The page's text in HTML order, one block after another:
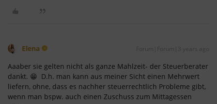
Elena Forum|Forum|3 years ago
Aaaber sie gelten nicht als ganze Mahlzeit- der Steuerberater
dankt. 😁 D.h. man kann aus meiner Sicht einen Mehrwert
liefern, ohne, dass es nachher steuerrechtlich Probleme gibt,
wenn man bspw. auch einen Zuschuss zum Mittagessen